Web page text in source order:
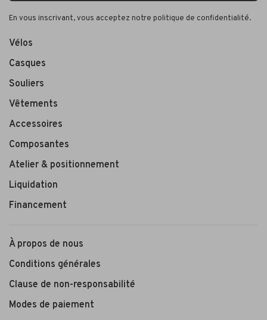
En vous inscrivant, vous acceptez notre politique de confidentialité.
Vélos
Casques
Souliers
Vêtements
Accessoires
Composantes
Atelier & positionnement
Liquidation
Financement
À propos de nous
Conditions générales
Clause de non-responsabilité
Modes de paiement